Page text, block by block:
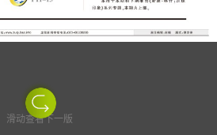
滑动查看下一版